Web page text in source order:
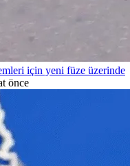
için yeni füze üzerinde
önce